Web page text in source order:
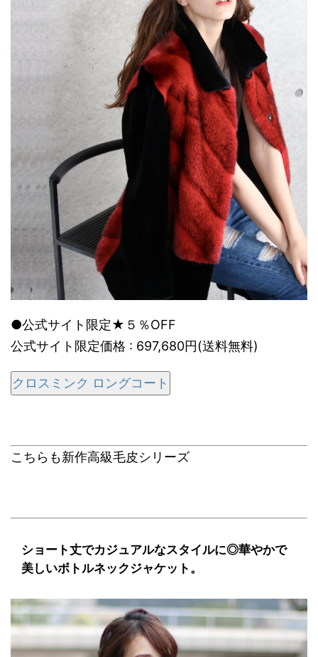
●公式サイト限定★５％OFF
公式サイト限定価格 : 697,680円(送料無料)
クロスミンク ロングコート
こちらも新作高級毛皮シリーズ
ショート丈でカジュアルなスタイルに◎華やかで
美しいボトルネックジャケット。